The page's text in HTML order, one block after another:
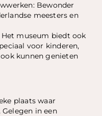
Bewonder
meesters en
museum biedt ook
voor kinderen,
kunnen genieten
plaats waar
in een